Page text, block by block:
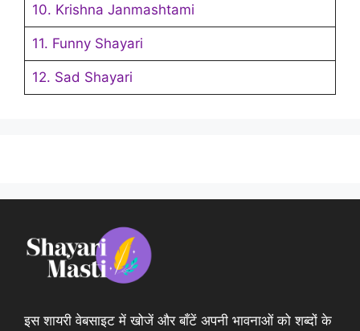
10. Krishna Janmashtami
11. Funny Shayari
12. Sad Shayari
इस शायरी वेबसाइट में खोजें और बाँटें अपनी भावनाओं को शब्दों के